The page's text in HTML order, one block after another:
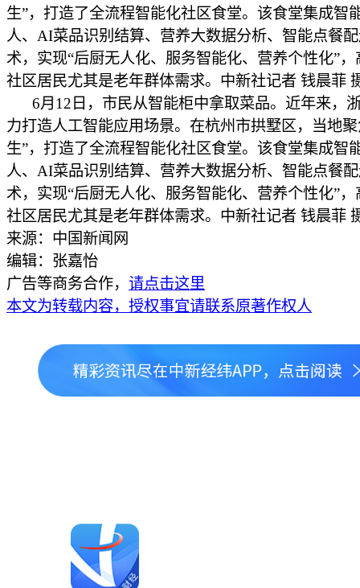
生”，打造了全流程智能化社区食堂。该食堂集成智
人、AI菜品识别结算、营养大数据分析、智能点餐
术，实现“后厨无人化、服务智能化、营养个性化”，
社区居民尤其是老年群体需求。中新社记者 钱晨菲
6月12日，市民从智能柜中拿取菜品。近年来，
力打造人工智能应用场景。在杭州市拱墅区，当地
生”，打造了全流程智能化社区食堂。该食堂集成智
人、AI菜品识别结算、营养大数据分析、智能点餐
术，实现“后厨无人化、服务智能化、营养个性化”，
社区居民尤其是老年群体需求。中新社记者 钱晨菲
来源：中国新闻网
编辑：张嘉怡
广告等商务合作， 请点击这里
本文为转载内容，授权事宜请联系原著作权人